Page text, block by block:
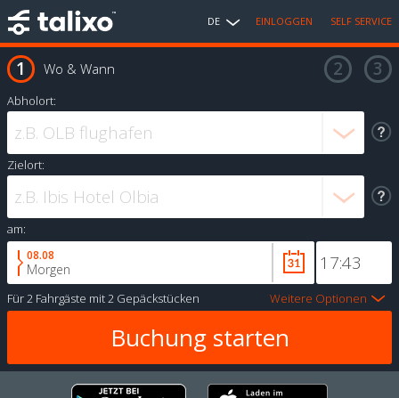
DE EINLOGGEN SELF SERVICE
Wo & Wann
Abholort:
Zielort:
am:
08.08
Morgen
Für2 Fahrgäste mit2 Gepäckstücken Weitere Optionen